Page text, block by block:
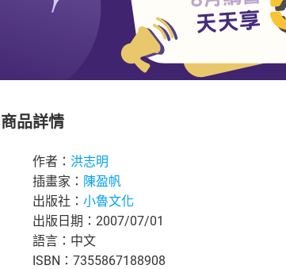
商品詳情
作者： 洪志明
插畫家： 陳盈帆
出版社： 小魯文化
出版日期：2007/07/01
語言：中文
ISBN：7355867188908